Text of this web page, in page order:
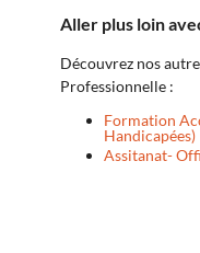
Aller plus loin
Découvrez nos
Professionnelle :
Formation
Handicapées)
Assitanat-